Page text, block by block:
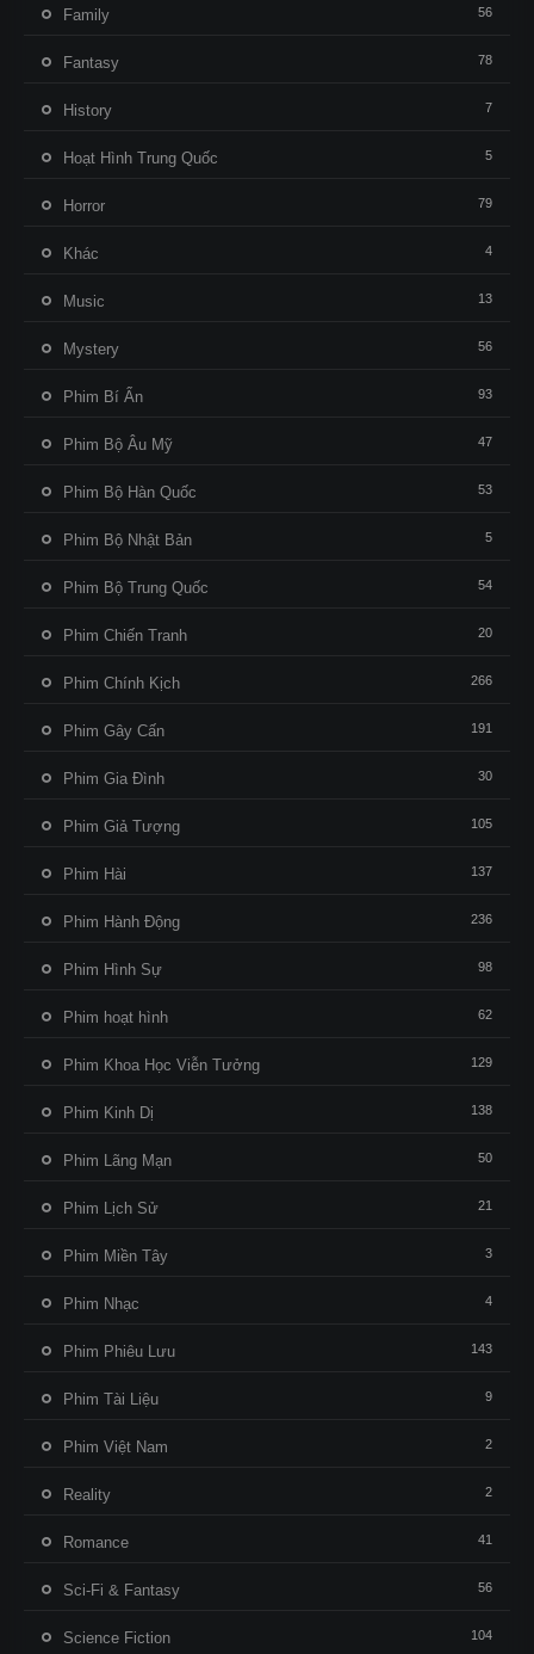
Family 56
Fantasy 78
History 7
Hoạt Hình Trung Quốc 5
Horror 79
Khác 4
Music 13
Mystery 56
Phim Bí Ẩn 93
Phim Bộ Âu Mỹ 47
Phim Bộ Hàn Quốc 53
Phim Bộ Nhật Bản 5
Phim Bộ Trung Quốc 54
Phim Chiến Tranh 20
Phim Chính Kịch 266
Phim Gây Cấn 191
Phim Gia Đình 30
Phim Giả Tượng 105
Phim Hài 137
Phim Hành Động 236
Phim Hình Sự 98
Phim hoạt hình 62
Phim Khoa Học Viễn Tưởng 129
Phim Kinh Dị 138
Phim Lãng Mạn 50
Phim Lịch Sử 21
Phim Miền Tây 3
Phim Nhạc 4
Phim Phiêu Lưu 143
Phim Tài Liệu 9
Phim Việt Nam 2
Reality 2
Romance 41
Sci-Fi & Fantasy 56
Science Fiction 104